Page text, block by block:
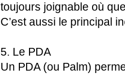
toujours joignable où
C’est aussi le principal
5. Le PDA
Un PDA (ou Palm)